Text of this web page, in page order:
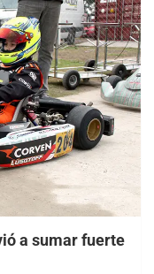
a sumar fuerte